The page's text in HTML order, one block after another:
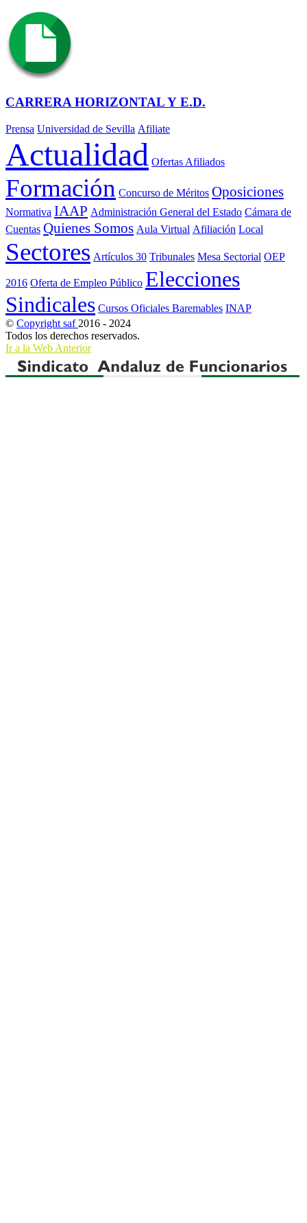
CARRERA HORIZONTAL Y E.D.
Prensa Universidad de Sevilla Afiliate
Actualidad Ofertas Afiliados
Formación Concurso de Méritos Oposiciones
Normativa IAAP Administración General del Estado Cámara de
Cuentas Quienes Somos Aula Virtual Afiliación Local
Sectores Artículos 30 Tribunales Mesa Sectorial OEP
2016 Oferta de Empleo Público Elecciones
Sindicales Cursos Oficiales Baremables INAP
© Copyright saf 2016 - 2024
Todos los derechos reservados.
Ir a la Web Anterior